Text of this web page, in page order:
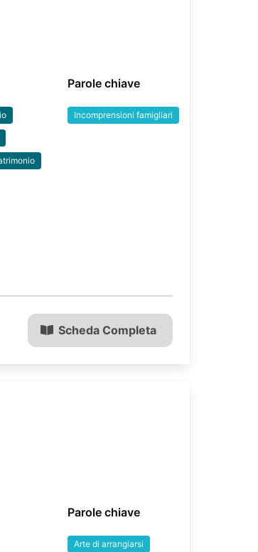
Parole chiave
Incomprensioni famigliari
Scheda Completa
Parole chiave
Arte di arrangiarsi